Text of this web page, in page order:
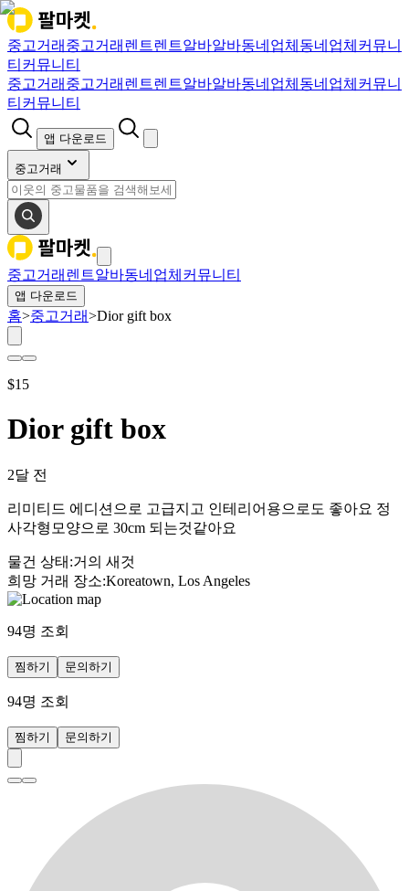
중고거래 중고거래 렌트렌트알바알바동네업체 동네업체 커뮤니
티 커뮤니티
중고거래 중고거래 렌트렌트알바알바동네업체 동네업체 커뮤니
티 커뮤니티
앱 다운로드
중고거래
중고거래 렌트알바동네업체 커뮤니티
앱 다운로드
홈>중고거래>Dior gift box
$15
Dior gift box
2달 전
리미티드 에디션으로 고급지고 인테리어용으로도 좋아요 정
사각형모양으로 30cm 되는것같아요
물건 상태 :거의 새것
희망 거래 장소:Koreatown, Los Angeles
94명 조회
찜하기 문의하기
94명 조회
찜하기 문의하기